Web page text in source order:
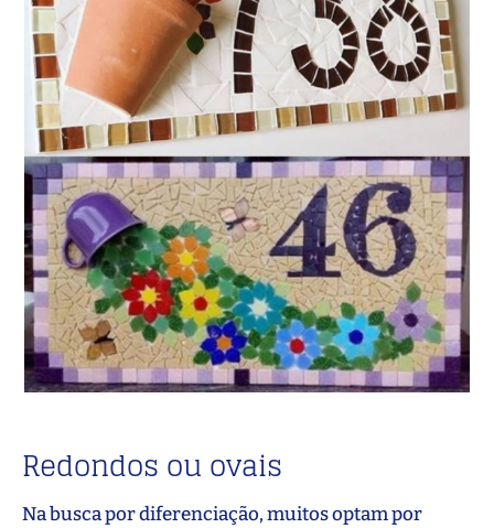
Redondos ou ovais
Na busca por diferenciação, muitos optam por